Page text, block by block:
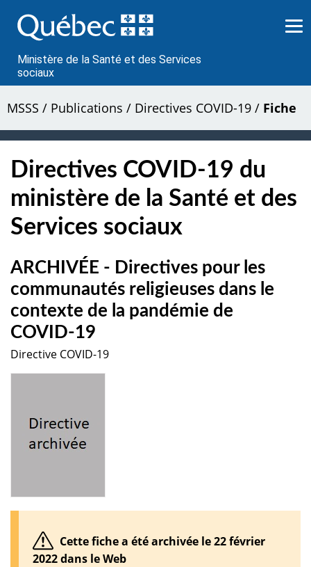
au
contenu
Ministère de la Santé et des Services
sociaux
MSSS / Publications / Directives COVID-19 / Fiche
Directives COVID-19 du
ministère de la Santé et des
Services sociaux
ARCHIVÉE - Directives pour les
communautés religieuses dans le
contexte de la pandémie de
COVID-19
Directive COVID-19
Cette fiche a été archivée le 22 février
2022 dans le Web